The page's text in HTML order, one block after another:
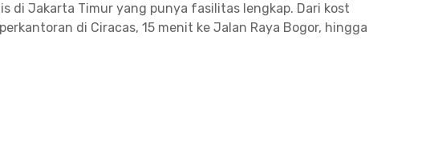
di Jakarta Timur yang punya fasilitas lengkap. Dari kost
di Ciracas, 15 menit ke Jalan Raya Bogor, hingga
berkendara. Sedangkan untuk menuju Universitas